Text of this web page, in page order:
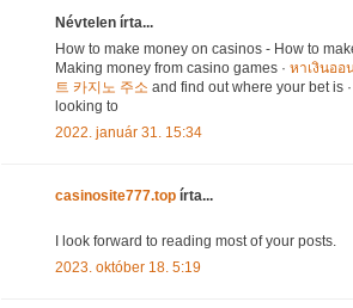
Névtelen írta...
How to make money on casinos - How to
Making money from casino games · หาเงินออ
트 카지노 주소 and find out where your bet is
looking to
2022. január 31. 15:34
casinosite777.top írta...
I look forward to reading most of your posts.
2023. október 18. 5:19